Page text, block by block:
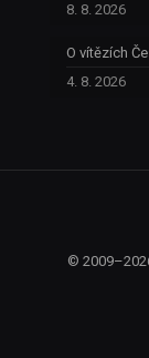
8. 8. 2026
O vítězích
4. 8. 2026
©